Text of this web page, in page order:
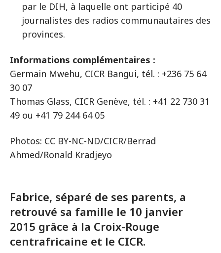
par le DIH, à laquelle ont participé 40
journalistes des radios communautaires des
provinces.
Informations complémentaires :
Germain Mwehu, CICR Bangui, tél. : +236 75 64
30 07
Thomas Glass, CICR Genève, tél. : +41 22 730 31
49 ou +41 79 244 64 05
Photos: CC BY-NC-ND/CICR/Berrad
Ahmed/Ronald Kradjeyo
Fabrice, séparé de ses parents, a
retrouvé sa famille le 10 janvier
2015 grâce à la Croix-Rouge
centrafricaine et le CICR.